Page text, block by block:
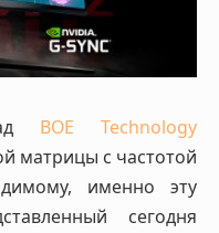
BOE Technology
матрицы с частотой
именно эту
сегодня